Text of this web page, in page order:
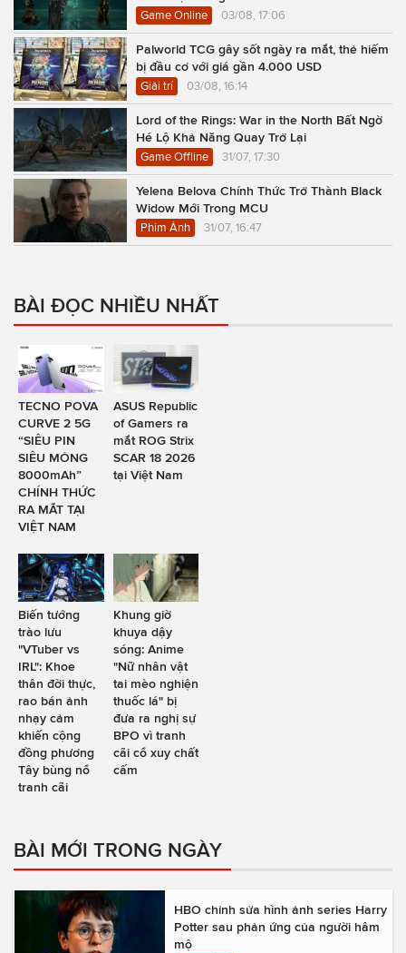
Game Online 03/08, 17:06
Palworld TCG gây sốt ngày ra mắt, thẻ hiếm
bị đầu cơ với giá gần 4.000 USD
Giải trí 03/08, 16:14
Lord of the Rings: War in the North Bất Ngờ
Hé Lộ Khả Năng Quay Trở Lại
Game Offline 31/07, 17:30
Yelena Belova Chính Thức Trở Thành Black
Widow Mới Trong MCU
Phim Ảnh 31/07, 16:47
BÀI ĐỌC NHIỀU NHẤT
TECNO POVA
CURVE 2 5G
“SIÊU PIN
SIÊU MỎNG
8000mAh”
CHÍNH THỨC
RA MẮT TẠI
VIỆT NAM
ASUS Republic
of Gamers ra
mắt ROG Strix
SCAR 18 2026
tại Việt Nam
Biến tướng
trào lưu
"VTuber vs
IRL": Khoe
thân đời thực,
rao bán ảnh
nhạy cảm
khiến cộng
đồng phương
Tây bùng nổ
tranh cãi
Khung giờ
khuya dậy
sóng: Anime
"Nữ nhân vật
tai mèo nghiện
thuốc lá" bị
đưa ra nghị sự
BPO vì tranh
cãi cổ xuy chất
cấm
BÀI MỚI TRONG NGÀY
HBO chỉnh sửa hình ảnh series Harry
Potter sau phản ứng của người hâm
mộ